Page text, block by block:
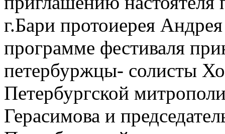
г.Бари протоиерея
программе фестиваля
петербуржцы- солисты
Петербургской
Герасимова и